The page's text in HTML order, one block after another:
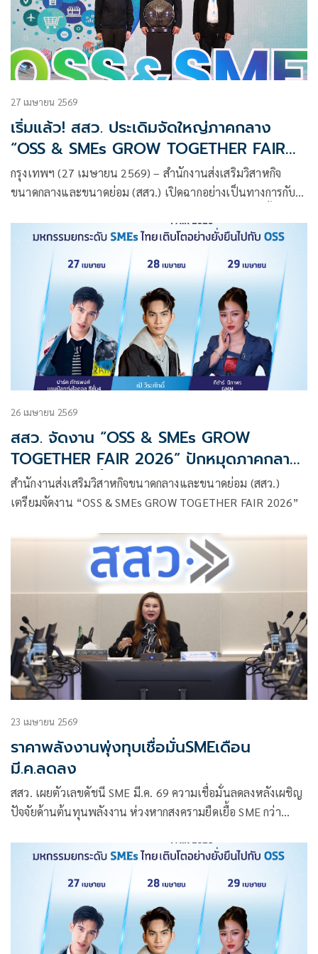
27 เมษายน 2569
เริ่มแล้ว! สสว. ประเดิมจัดใหญ่ภาคกลาง
“OSS & SMEs GROW TOGETHER FAIR
2026” Grand Opening ปักหมุดศูนย์ราชกา
รฯ แจ้งวัฒนะ 27 - 29 เม.ย. นี้ ยกทัพ 280
แกร่งธุรกิจครบวงจร
กรุงเทพฯ (27 เมษายน 2569) – สำนักงานส่งเสริมวิสาหกิจ
ขนาดกลางและขนาดย่อม (สสว.) เปิดฉากอย่างเป็นทางการกับ
26 เมษายน 2569
สสว. จัดงาน “OSS & SMEs GROW
TOGETHER FAIR 2026” ปักหมุดภาคกลาง
27-29 เม.ย. นี้ ดึง 3 ศิลปินดังร่วมสร้างสีสัน
สำนักงานส่งเสริมวิสาหกิจขนาดกลางและขนาดย่อม (สสว.)
เตรียมจัดงาน “OSS & SMEs GROW TOGETHER FAIR 2026”
23 เมษายน 2569
ราคาพลังงานพุ่งทุบเชื่อมั่นSMEเดือน
มี.ค.ลดลง
สสว. เผยตัวเลขดัชนี SME มี.ค. 69 ความเชื่อมั่นลดลงหลังเผชิญ
ปัจจัยด้านต้นทุนพลังงาน ห่วงหากสงครามยืดเยื้อ SME กว่า